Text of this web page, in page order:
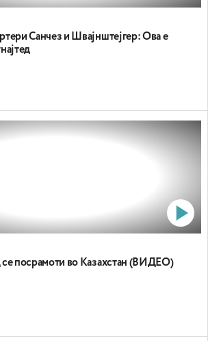
Санчез и Швајнштејгер: Ова е
се посрамоти во Казахстан (ВИДЕО)